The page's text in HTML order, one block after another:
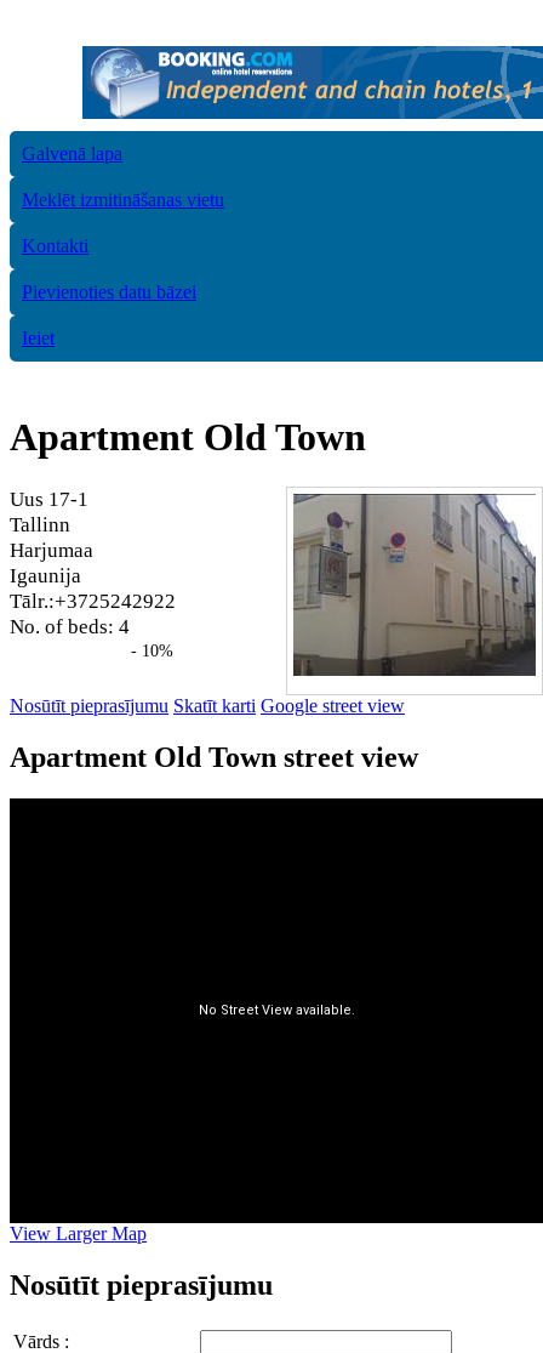
Galvenā lapa
Meklēt izmitināšanas vietu
Kontakti
Pievienoties datu bāzei
Ieiet
Apartment Old Town
Uus 17-1
Tallinn
Harjumaa
Igaunija
Tālr.:+3725242922
No. of beds: 4
- 10%
Nosūtīt pieprasījumu Skatīt karti Google street view
Apartment Old Town street view
View Larger Map
Nosūtīt pieprasījumu
Vārds :